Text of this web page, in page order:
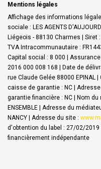
Mentions légales
Affichage des informations
sociale : LES AGENTS
Liégeois - 88130 Charmes | Siret
TVA Intracommunautaire :
Capital social : 8 000 | Assurance
2016 000 008 168 | Date de
rue Claude Gelée 88000 EPINAL
caisse de garantie : NC |
garantie financière : NC | Nom du
ENSEMBLE | Adresse du
NANCY | Adresse du site :
d'obtention du label : 27/02/2019
financièrement indépendante